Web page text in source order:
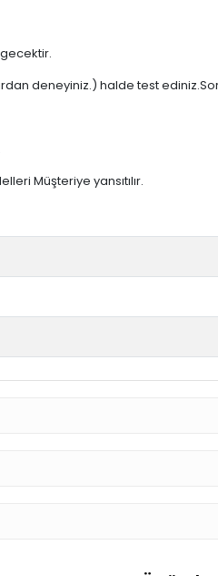
deneyiniz.) halde test
Müşteriye yansıtılır.